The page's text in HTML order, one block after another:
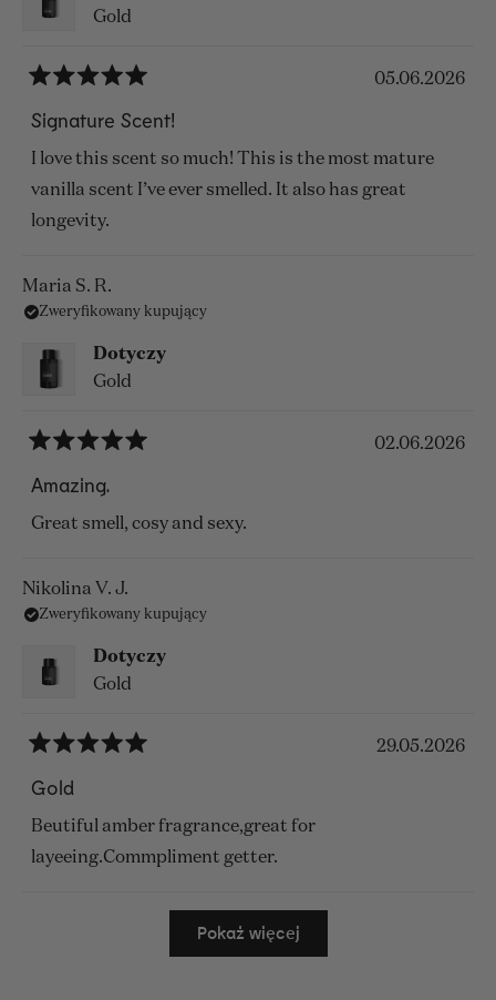
Gold
na
5
z
5
gwiazdek
05.06.2026
Signature Scent!
I love this scent so much! This is the most mature
vanilla scent I’ve ever smelled. It also has great
longevity.
Maria S. R.
Zweryfikowany kupujący
Dotyczy
Gold
na
5
z
5
02.06.2026
Amazing.
Great smell, cosy and sexy.
Nikolina V. J.
Zweryfikowany kupujący
Dotyczy
Gold
na
5
z
5
gwiazdek
29.05.2026
Gold
Beutiful amber fragrance,great for
layeeing.Commpliment getter.
Wczytywanie...
Pokaż więcej